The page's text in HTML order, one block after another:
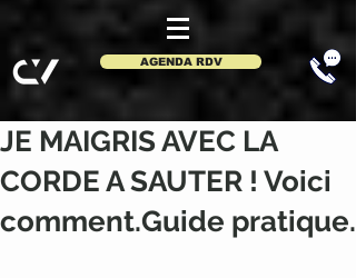
AGENDA RDV
JE MAIGRIS AVEC LA
CORDE A SAUTER ! Voici
comment.Guide pratique.